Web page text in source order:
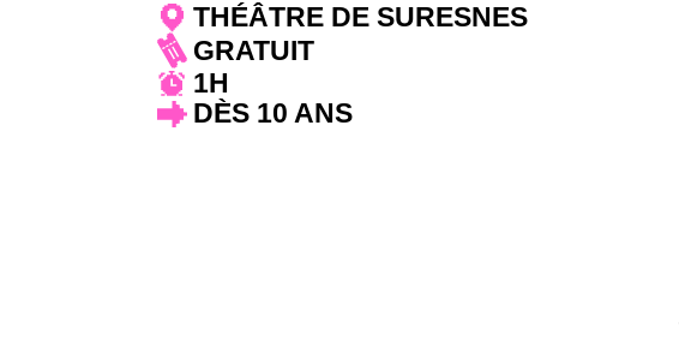
THÉÂTRE DE SURESNES
GRATUIT
1H
DÈS 10 ANS